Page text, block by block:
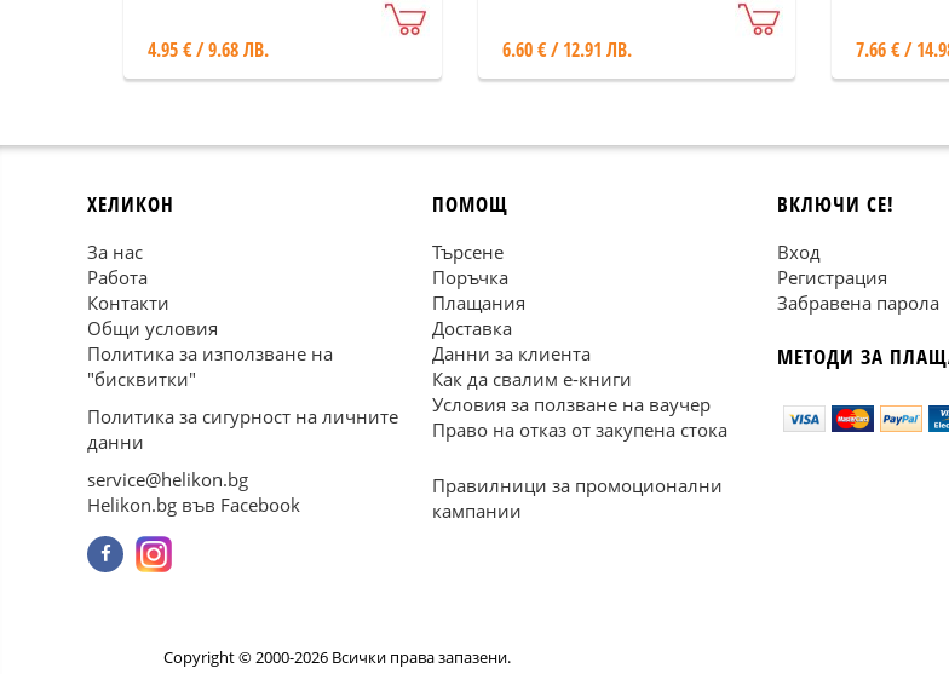
4.95 € / 9.68 ЛВ. 6.60 € / 12.91 ЛВ. 7.66 € /
ХЕЛИКОН
За нас
Работа
Контакти
Общи условия
Политика за използване на
"бисквитки"
Политика за сигурност на личните
данни
service@helikon.bg
Helikon.bg във Facebook
ПОМОЩ
Търсене
Поръчка
Плащания
Доставка
Данни за клиента
Как да свалим е-книги
Условия за ползване на ваучер
Право на отказ от закупена стока
Правилници за промоционални
кампании
ВКЛЮЧИ СЕ!
Вход
Регистрация
Забравена парола
МЕТОДИ ЗА
Copyright © 2000-2026 Всички права запазени.